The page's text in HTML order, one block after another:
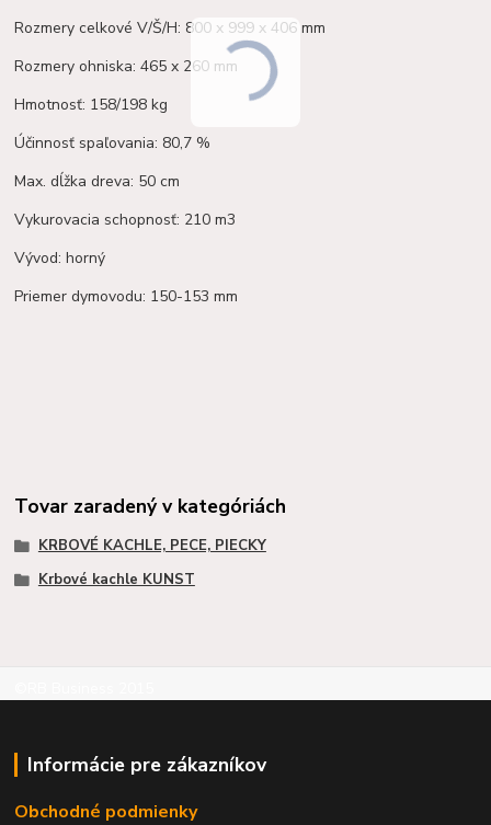
Rozmery celkové V/Š/H: 800 x 999 x 406 mm
Rozmery ohniska: 465 x 260 mm
Hmotnosť: 158/198 kg
Účinnosť spaľovania: 80,7 %
Max. dĺžka dreva: 50 cm
Vykurovacia schopnosť: 210 m3
Vývod: horný
Priemer dymovodu: 150-153 mm
Tovar zaradený v kategóriách
KRBOVÉ KACHLE, PECE, PIECKY
Krbové kachle KUNST
Informácie pre zákazníkov
Obchodné podmienky